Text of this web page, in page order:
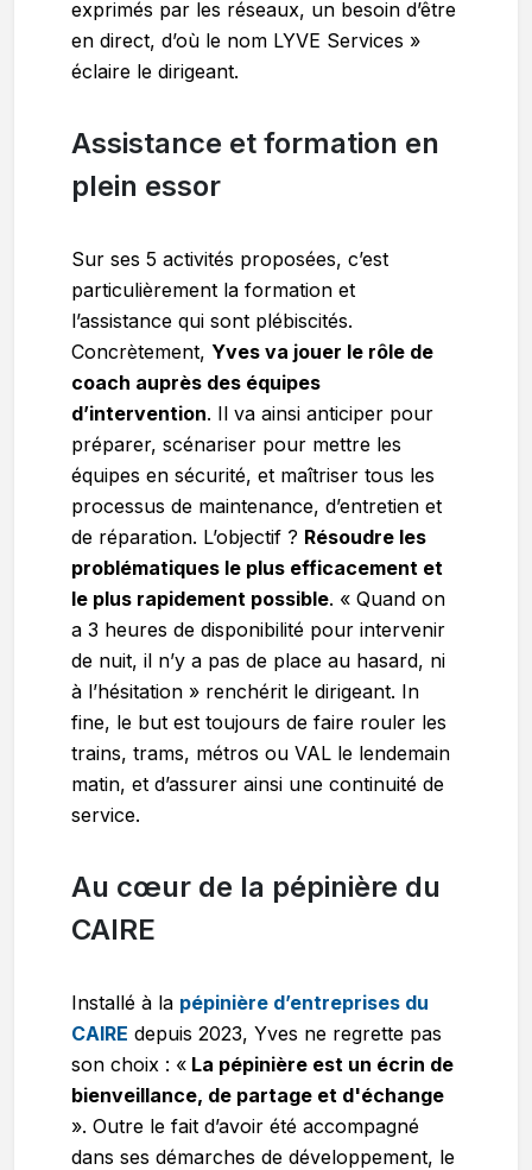
exprimés par les réseaux, un besoin d’être
en direct, d’où le nom LYVE Services »
éclaire le dirigeant.
Assistance et formation en
plein essor
Sur ses 5 activités proposées, c’est
particulièrement la formation et
l’assistance qui sont plébiscités.
Concrètement, Yves va jouer le rôle de
coach auprès des équipes
d’intervention. Il va ainsi anticiper pour
préparer, scénariser pour mettre les
équipes en sécurité, et maîtriser tous les
processus de maintenance, d’entretien et
de réparation. L’objectif ? Résoudre les
problématiques le plus efficacement et
le plus rapidement possible. « Quand on
a 3 heures de disponibilité pour intervenir
de nuit, il n’y a pas de place au hasard, ni
à l’hésitation » renchérit le dirigeant. In
fine, le but est toujours de faire rouler les
trains, trams, métros ou VAL le lendemain
matin, et d’assurer ainsi une continuité de
service.
Au cœur de la pépinière du
CAIRE
Installé à la pépinière d’entreprises du
CAIRE depuis 2023, Yves ne regrette pas
son choix : « La pépinière est un écrin de
bienveillance, de partage et d'échange
». Outre le fait d’avoir été accompagné
dans ses démarches de développement, le